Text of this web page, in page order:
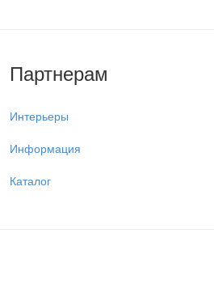
Партнерам
Интерьеры
Информация
Каталог